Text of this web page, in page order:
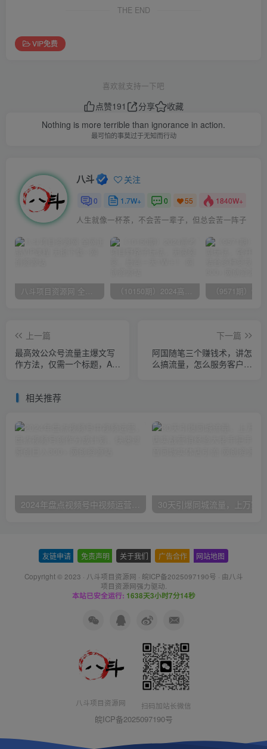
THE END
VIP免费
喜欢就支持一下吧
点赞191 分享
收藏
Nothing is more terrible than ignorance in action.
最可怕的事莫过于无知而行动
八斗 关注
0 1.7W+ 0 55 1840W+
人生就像一杯茶，不会苦一辈子，但总会苦一阵子
八斗项目资源网 全网正品VIP课程 无损下载~ （10150期）2024高考项目野路子玩法，无限裂变，最高一天1W＋！
上一篇
最高效公众号流量主爆文写
作方法，仅需一个标题，AI
下一篇
阿国随笔三个赚钱术，讲怎
么搞流量，怎么服务客户，
相关推荐
2024年盘点视频号中视频运营，盘点视频号创作分成计划，快速过原创日入300+
友链申请 免责声明 关于我们 广告合作 网站地图
Copyright © 2023 · 八斗项目资源网 · 皖ICP备2025097190号 · 由八斗
项目资源网强力驱动.
本站已安全运行: 1638天3小时7分14秒
八斗项目资源网 扫码加站长微信
皖ICP备2025097190号